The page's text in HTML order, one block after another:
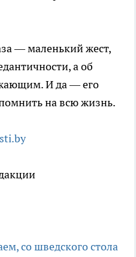
— маленький жест,
а об
И да — его
на всю жизнь.
со шведского стола